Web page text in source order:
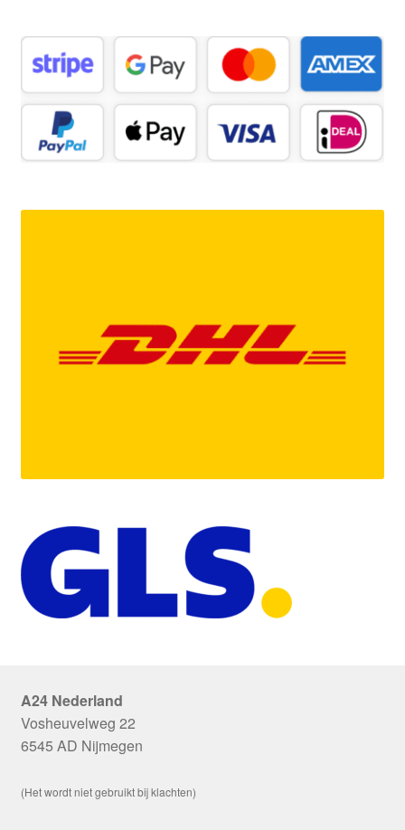
A24 Nederland
Vosheuvelweg 22
6545 AD Nijmegen
(Het wordt niet gebruikt bij klachten)